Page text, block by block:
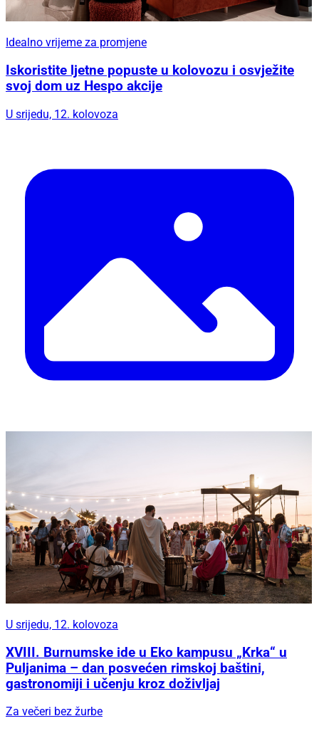
Idealno vrijeme za promjene
Iskoristite ljetne popuste u kolovozu i osvježite
svoj dom uz Hespo akcije
U srijedu, 12. kolovoza
U srijedu, 12. kolovoza
XVIII. Burnumske ide u Eko kampusu „Krka“ u
Puljanima – dan posvećen rimskoj baštini,
gastronomiji i učenju kroz doživljaj
Za večeri bez žurbe